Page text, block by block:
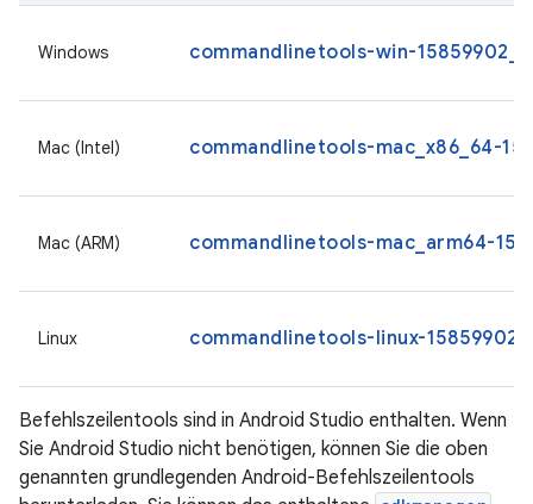
Windows commandlinetools-win-
Mac (Intel) commandlinetools-mac_x86_64-
Mac (ARM) commandlinetools-mac_arm64-
Linux commandlinetools-linux-
Befehlszeilentools sind in Android Studio enthalten. Wenn
Sie Android Studio nicht benötigen, können Sie die oben
genannten grundlegenden Android-Befehlszeilentools